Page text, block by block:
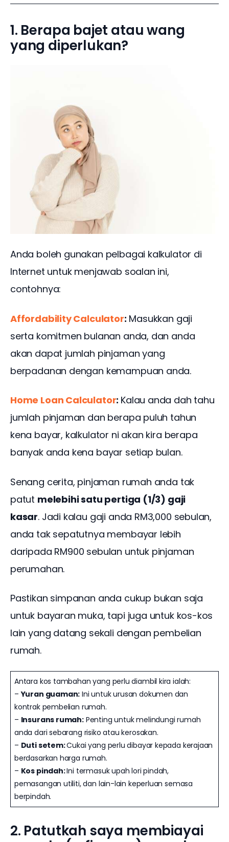
1. Berapa bajet atau wang
yang diperlukan?
Anda boleh gunakan pelbagai kalkulator di
Internet untuk menjawab soalan ini,
contohnya:
Affordability Calculator: Masukkan gaji
serta komitmen bulanan anda, dan anda
akan dapat jumlah pinjaman yang
berpadanan dengan kemampuan anda.
Home Loan Calculator: Kalau anda dah tahu
jumlah pinjaman dan berapa puluh tahun
kena bayar, kalkulator ni akan kira berapa
banyak anda kena bayar setiap bulan.
Senang cerita, pinjaman rumah anda tak
patut melebihi satu pertiga (1/3) gaji
kasar. Jadi kalau gaji anda RM3,000 sebulan,
anda tak sepatutnya membayar lebih
daripada RM900 sebulan untuk pinjaman
perumahan.
Pastikan simpanan anda cukup bukan saja
untuk bayaran muka, tapi juga untuk kos-kos
lain yang datang sekali dengan pembelian
rumah.
Antara kos tambahan yang perlu diambil kira ialah:
–Yuran guaman: Ini untuk urusan dokumen dan
kontrak pembelian rumah.
– Insurans rumah:Penting untuk melindungi rumah
anda dari sebarang risiko atau kerosakan.
– Duti setem:Cukai yang perlu dibayar kepada kerajaan
berdasarkan harga rumah.
– Kos pindah:Ini termasuk upah lori pindah,
pemasangan utiliti, dan lain-lain keperluan semasa
berpindah.
2. Patutkah saya membiayai